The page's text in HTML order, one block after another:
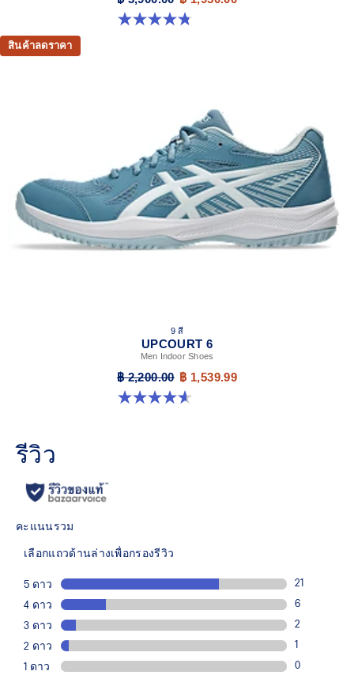
4.8 จาก 5 ดาว 476 รีวิว
สินค้าลดราคา
9 สี
UPCOURT 6
Men Indoor Shoes
฿ 2,200.00 ฿ 1,539.99
4.6 จาก 5 ดาว 251 รีวิว